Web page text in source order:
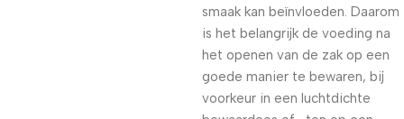
smaak kan beïnvloeden. Daarom
is het belangrijk de voeding na
het openen van de zak op een
goede manier te bewaren, bij
voorkeur in een luchtdichte